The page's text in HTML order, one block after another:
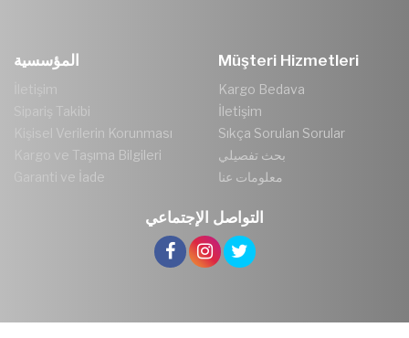
المؤسسية
İletişim
Sipariş Takibi
Kişisel Verilerin Korunması
Kargo ve Taşıma Bilgileri
Garanti ve İade
Müşteri Hizmetleri
Kargo Bedava
İletişim
Sıkça Sorulan Sorular
بحث تفصيلي
معلومات عنا
التواصل الإجتماعي